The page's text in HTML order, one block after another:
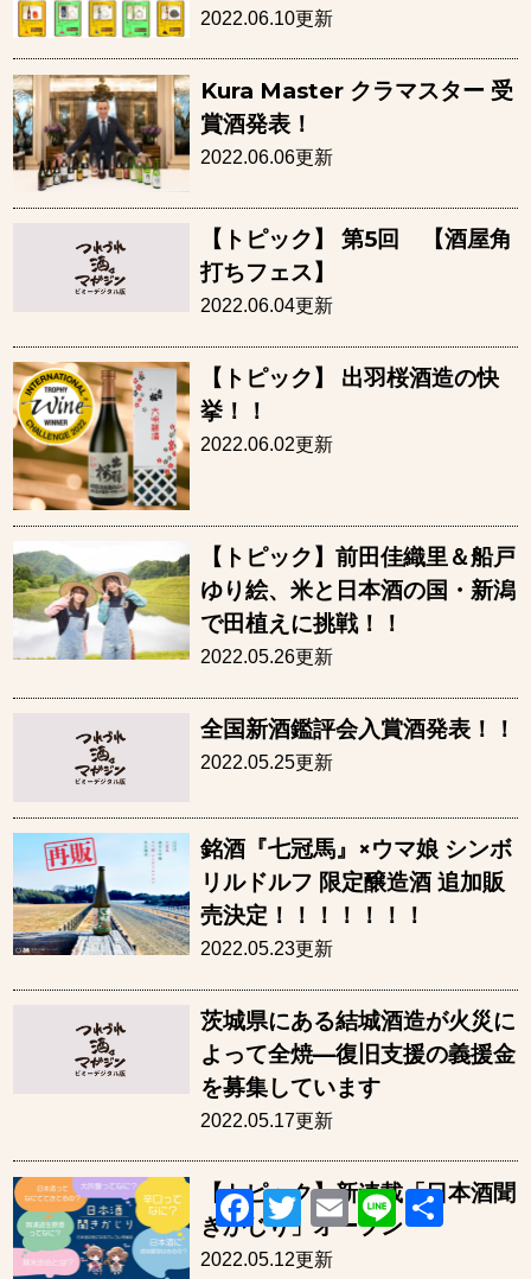
2022.06.10更新
Kura Master クラマスター 受
賞酒発表！
2022.06.06更新
【トピック】 第5回 【酒屋角
打ちフェス】
2022.06.04更新
【トピック】 出羽桜酒造の快
挙！！
2022.06.02更新
【トピック】前田佳織里＆船戸
ゆり絵、米と日本酒の国・新潟
で田植えに挑戦！！
2022.05.26更新
全国新酒鑑評会入賞酒発表！！
2022.05.25更新
銘酒『七冠馬』×ウマ娘 シンボ
リルドルフ 限定醸造酒 追加販
売決定！！！！！！！
2022.05.23更新
茨城県にある結城酒造が火災に
よって全焼—復旧支援の義援金
を募集しています
2022.05.17更新
【トピック】新連載「日本酒聞
きかじり」オープン
2022.05.12更新
Facebook
TwitterEmailLine
共